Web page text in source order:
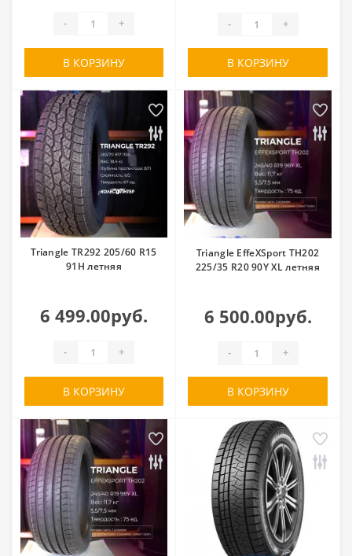
- +
В КОРЗИНУ
- +
В КОРЗИНУ
Triangle TR292 205/60 R15
91H летняя
6 499.00руб.
- +
В КОРЗИНУ
Triangle EffeXSport TH202
225/35 R20 90Y XL летняя
6 500.00руб.
- +
В КОРЗИНУ